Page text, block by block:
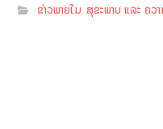
ຂ່າວພາຍໃນ,ສຸຂະພາບ ແລະ ຄວ